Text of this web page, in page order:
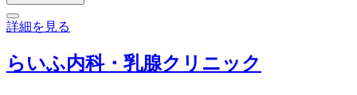
詳細を見る
らいふ内科・乳腺クリニック